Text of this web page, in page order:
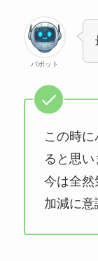
バボット
この時
ると思
今は全然
加減に意